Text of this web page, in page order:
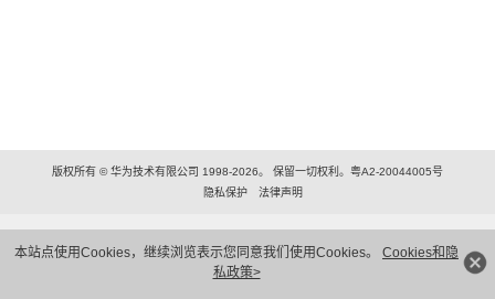
本站点使用Cookies，继续浏览表示您同意我们使用Cookies。 Cookies和隐
私政策>
版权所有 © 华为技术有限公司 1998-2026。 保留一切权利。粤A2-20044005号
隐私保护
法律声明